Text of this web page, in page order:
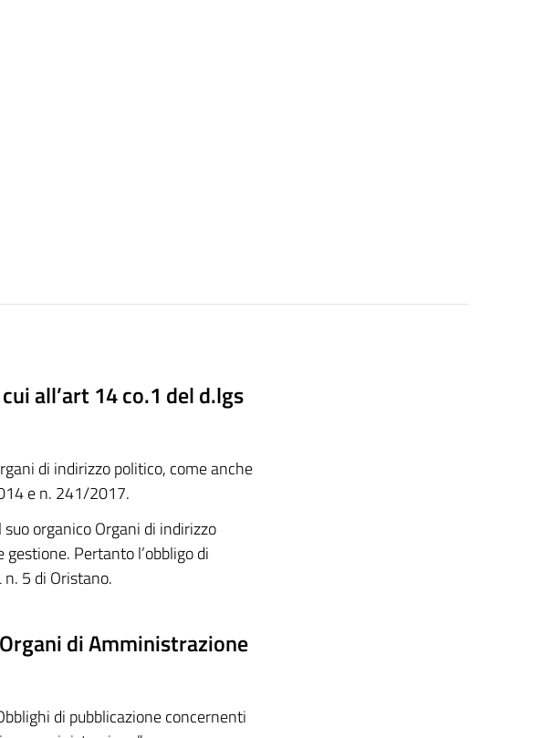
all’art 14 co.1 del d.lgs
di indirizzo politico, come anche
e n. 241/2017.
organico Organi di indirizzo
Pertanto l’obbligo di
5 di Oristano.
di Amministrazione
di pubblicazione concernenti